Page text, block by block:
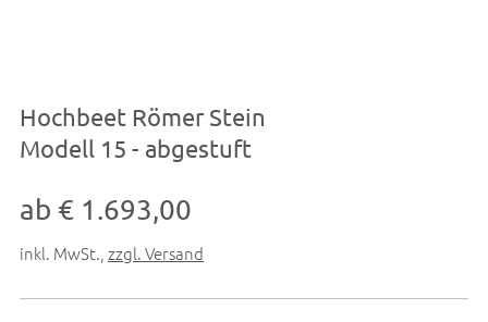
Hochbeet Römer Stein
Modell 15 - abgestuft
ab € 1.693,00
inkl. MwSt. ,zzgl. Versand